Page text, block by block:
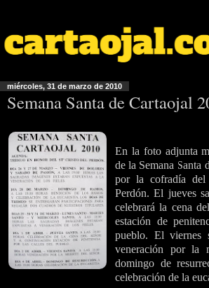
miércoles, 31 de marzo de 2010
Semana Santa de Cartaojal
En la foto adjunta
de la Semana Santa
por la cofradía del
Perdón. El jueves
celebrará la cena
estación de
pueblo. El viernes
veneración por la
domingo de
celebración de la